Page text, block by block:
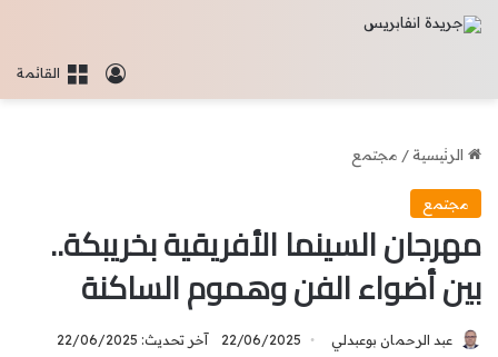
القائمةتسجيل
الرئيسية/ مجتمع
مجتمع
مهرجان السينما الأفريقية بخريبكة..
بين أضواء الفن وهموم الساكنة
عبد الرحمان بوعبدلي 22/06/2025 آخر تحديث: 22/06/2025